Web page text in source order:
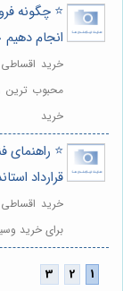
⭐️ چگونه
انجام دهیم
خرید
محبوب ترین
خرید
⭐️
قرارداد
خرید
برای خرید